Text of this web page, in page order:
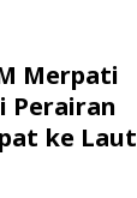
Merpati
Perairan
ke Laut